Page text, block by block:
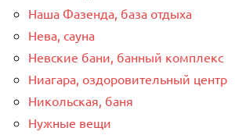
Наша Фазенда, база отдыха
Нева, сауна
Невские бани, банный комплекс
Ниагара, оздоровительный центр
Никольская, баня
Нужные вещи